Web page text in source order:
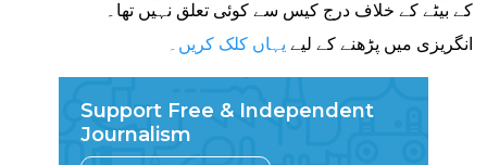
کے بیٹے کے خلاف درج کیس سے کوئی تعلق نہیں تھا۔
انگریزی میں پڑھنے کے لیے یہاں کلک کریں۔
Support Free & Independent
Journalism